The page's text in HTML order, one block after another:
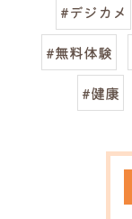
#デジカメ
#無料体験
#健康